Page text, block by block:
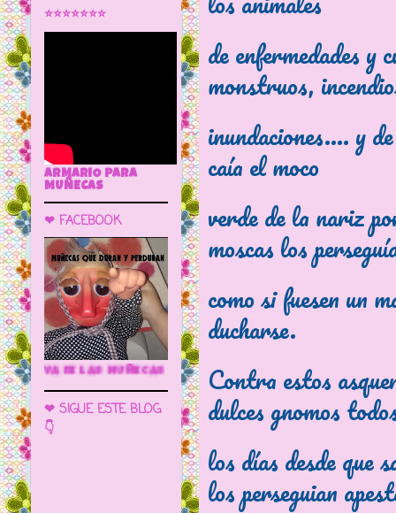
de enfermedades y
monstruos,
inundaciones.... y
caía el moco
verde de la nariz
moscas los
como si fuesen un
ducharse.
Contra estos
dulces gnomos
los días desde que
los perseguian
⭐⭐⭐⭐⭐⭐⭐
ARMARIO PARA
MUÑECAS
❤ FACEBOOK
🌼 LA CUEVA DE LAS MUÑECAS
❤ SIGUE ESTE BLOG
👇